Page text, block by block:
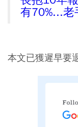
有70%...老
本文已獲遲早要